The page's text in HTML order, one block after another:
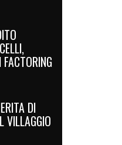
DI
VILLAGGIO